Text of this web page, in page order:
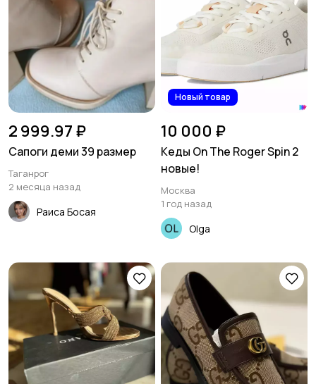
2 999.97 ₽
Сапоги деми 39 размер
Таганрог
2 месяца назад
Раиса Босая
Новый товар
10 000 ₽
Кеды On The Roger Spin 2
новые!
Москва
1 год назад
Olga